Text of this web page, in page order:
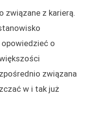
związane z karierą.
o
związana
w i tak już